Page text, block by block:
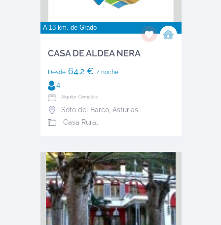
A 13 km. de Grado
CASA DE ALDEA NERA
Desde64.2 € / noche
4
Alquiler: Completo
Soto del Barco, Asturias
Casa Rural